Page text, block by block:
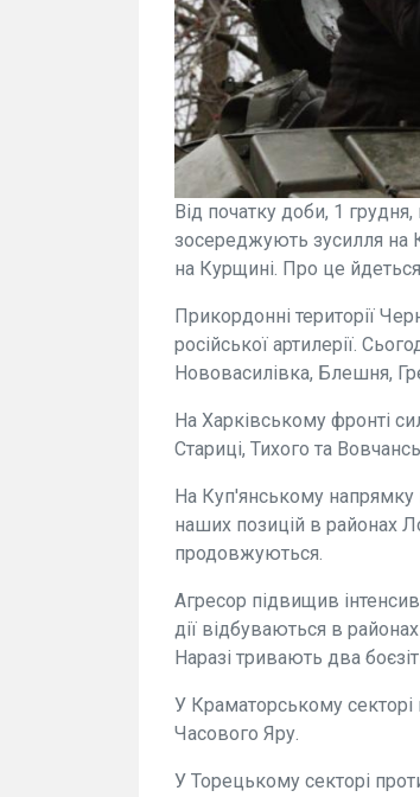
Від початку доби, 1
зосереджують зусилля на
на Курщині. Про це
Прикордонні території
російської артилерії.
Нововасилівка, Блешня,
На Харківському фронті
Стариці, Тихого та
На Куп'янському напрямку
наших позицій в районах
продовжуються.
Агресор підвищив
дії відбуваються в
Наразі тривають два
У Краматорському секторі
Часового Яру.
У Торецькому секторі